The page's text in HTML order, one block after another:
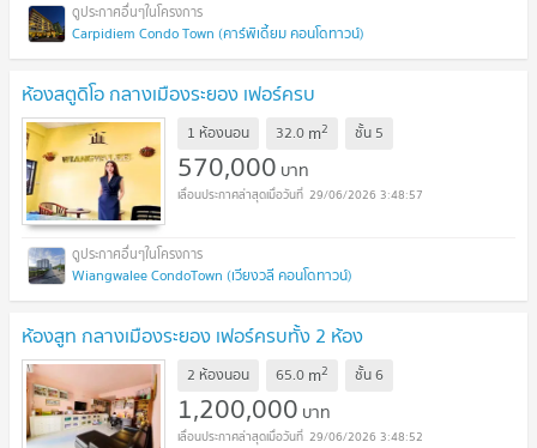
Carpidiem Condo Town (คาร์พิเดี้ยม คอนโดทาวน์)
ห้องสตูดิโอ กลางเมืองระยอง เฟอร์ครบ
1 ห้องนอน 32.0 m2 ชั้น 5
570,000 บาท
29/06/2026 3:48:57
Wiangwalee CondoTown (เวียงวลี คอนโดทาวน์)
ห้องสูท กลางเมืองระยอง เฟอร์ครบทั้ง 2 ห้อง
2 ห้องนอน 65.0 m2 ชั้น6
1,200,000 บาท
29/06/2026 3:48:52